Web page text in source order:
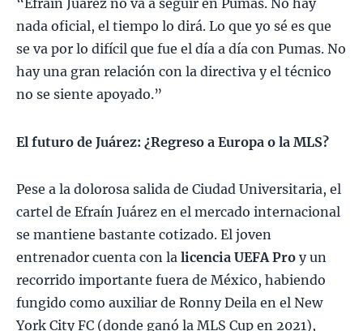
“Efraín Juárez no va a seguir en Pumas. No hay
nada oficial, el tiempo lo dirá. Lo que yo sé es que
se va por lo difícil que fue el día a día con Pumas. No
hay una gran relación con la directiva y el técnico
no se siente apoyado.”
El futuro de Juárez: ¿Regreso a Europa o la MLS?
Pese a la dolorosa salida de Ciudad Universitaria, el
cartel de Efraín Juárez en el mercado internacional
se mantiene bastante cotizado. El joven
entrenador cuenta con la licencia UEFA Pro y un
recorrido importante fuera de México, habiendo
fungido como auxiliar de Ronny Deila en el New
York City FC (donde ganó la MLS Cup en 2021),